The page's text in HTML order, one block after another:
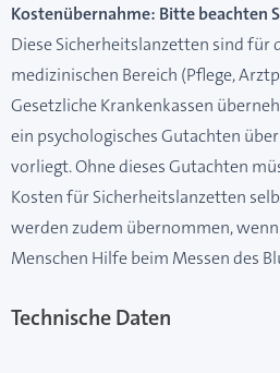
Kostenübernahme: Bitte beachten
Diese Sicherheitslanzetten sind für
medizinischen Bereich (Pflege,
Gesetzliche Krankenkassen
ein psychologisches Gutachten
vorliegt. Ohne dieses Gutachten
Kosten für Sicherheitslanzetten
werden zudem übernommen,
Menschen Hilfe beim Messen des
Technische Daten